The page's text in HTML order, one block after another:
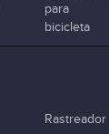
para
bicicleta
Rastreador